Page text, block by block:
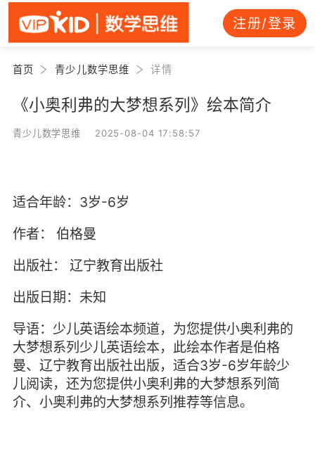
注册/登录
首页 青少儿数学思维 详情
《小奥利弗的大梦想系列》绘本简介
青少儿数学思维 2025-08-04 17:58:57
适合年龄：3岁-6岁
作者：
伯格曼
出版社：
辽宁教育出版社
出版日期：未知
导语：少儿英语绘本频道，为您提供小奥利弗的
大梦想系列少儿英语绘本，此绘本作者是伯格
曼、辽宁教育出版社出版，适合3岁-6岁年龄少
儿阅读，还为您提供小奥利弗的大梦想系列简
介、小奥利弗的大梦想系列推荐等信息。